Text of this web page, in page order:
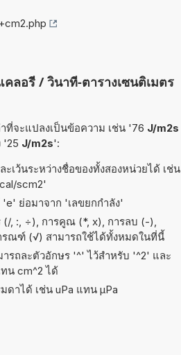
คลอรี / วินาที-ตารางเซนติเมตร
ที่จะแปลงเป็นข้อความ เช่น '76 J/m2s
'25 J/m2s':
ว้นระหว่างชื่อของทั้งสองหน่วยได้ เช่น
scm2'
'e' ย่อมาจาก 'เลขยกกำลัง'
, :, ÷), การคูณ (*, x), การลบ (-),
รณฑ์ (√) สามารถใช้ได้ทั้งหมดในที่นี้
รถละตัวอักษร '^' ไว้สำหรับ '^2' และ
น cm^2 ได้
าได้ เช่น uPa แทน µPa